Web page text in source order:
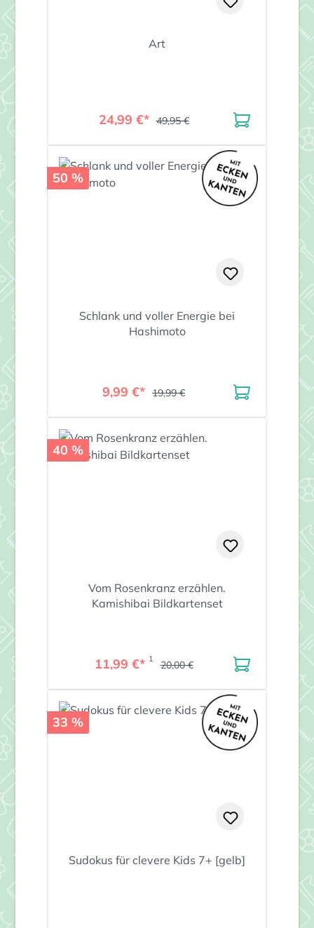
Art
24,99 €* 49,95 €
50 %
Schlank und voller Energie bei
Hashimoto
9,99 €* 19,99 €
40 %
Vom Rosenkranz erzählen.
Kamishibai Bildkartenset
11,99 €* 1 20,00 €
33 %
Sudokus für clevere Kids 7+ [gelb]